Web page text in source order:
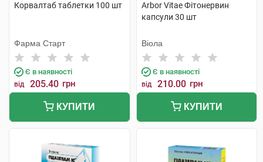
Корвалтаб таблетки 100 шт
Фарма Старт
Є в наявності
від 205.40 грн
КУПИТИ
Arbor Vitae Фітонервин
капсули 30 шт
Віола
Є в наявності
від 210.00 грн
КУПИТИ